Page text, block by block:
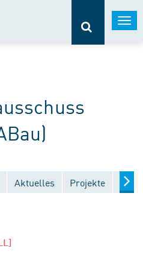
Aktuelles Projekte